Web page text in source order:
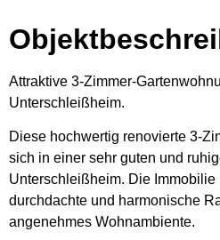
Attraktive 3-Zimmer-
Unterschleißheim.
Diese hochwertig renovierte 3-
sich in einer sehr guten und
Unterschleißheim. Die
durchdachte und harmonische
angenehmes Wohnambiente.